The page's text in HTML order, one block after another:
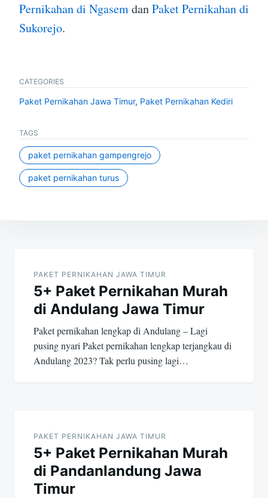
Pernikahan di NgasemdanPaket Pernikahan di
Sukorejo.
CATEGORIES
Paket Pernikahan Jawa Timur, Paket Pernikahan Kediri
TAGS
paket pernikahan gampengrejo
paket pernikahan turus
navigation
PAKET PERNIKAHAN JAWA TIMUR
5+ Paket Pernikahan Murah
di Andulang Jawa Timur
Paket pernikahan lengkap di Andulang – Lagi
pusing nyari Paket pernikahan lengkap terjangkau di
Andulang 2023? Tak perlu pusing lagi…
PAKET PERNIKAHAN JAWA TIMUR
5+ Paket Pernikahan Murah
di Pandanlandung Jawa
Timur